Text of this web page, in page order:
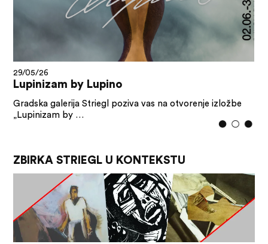
29/05/26
Lupinizam by Lupino
Gradska galerija Striegl poziva vas na otvorenje izložbe
„Lupinizam by …
ZBIRKA STRIEGL U KONTEKSTU